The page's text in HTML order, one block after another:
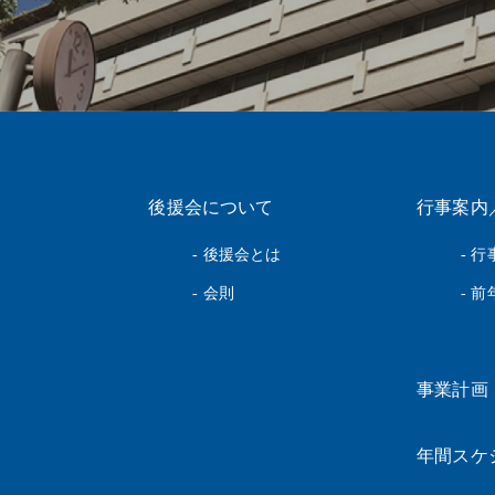
後援会について
- 後援会とは
- 会則
行事案内
- 行
- 前
事業計画
年間スケ